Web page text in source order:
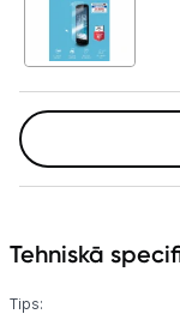
Auto
Tehniskā
Tips: